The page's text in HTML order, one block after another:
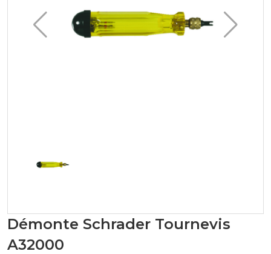
Démonte Schrader Tournevis
A32000